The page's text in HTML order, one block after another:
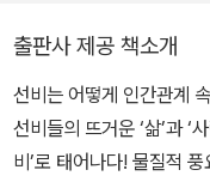
대한 학생들의 의견을 기
와 시조를 좋아하고 역사
요한 진정한 가치를 일깨
들의 인간관계에 대해 쓴
출판사 제공 책소개
선비는 어떻게 인간관계
선비들의 뜨거운 ‘삶’과 ‘사랑’ 뜨거운 인간관계 속에서 단련
비’로 태어나다! 물질적